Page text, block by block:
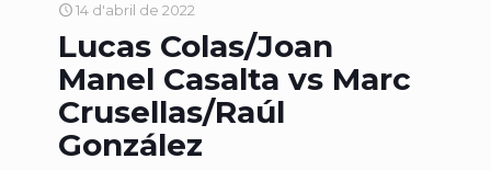
14 d'abril de 2022
Lucas Colas/Joan
Manel Casalta vs Marc
Crusellas/Raúl
González